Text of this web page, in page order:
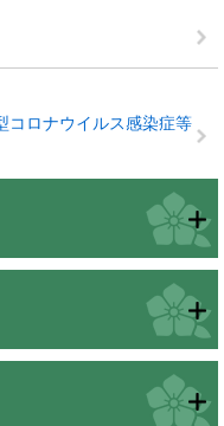
コロナウイルス感染症等